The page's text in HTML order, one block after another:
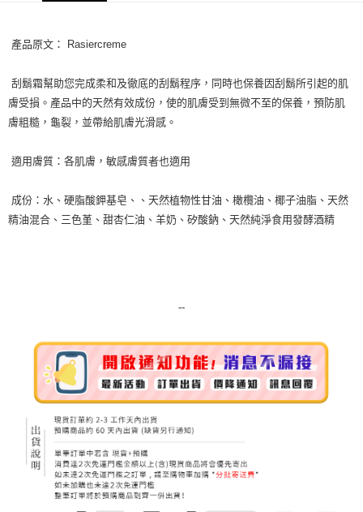
全家取貨付款
每筆NT$80，滿NT$999(含以上)免運費
全家純取貨 (先付款
每筆NT$80，滿NT$999(含以上)免運費
7-11取貨付款
7-11純取貨 (先付款
付款後門市自取
免運費
產品原文： Rasiercreme
刮鬍霜幫助您完成柔和及徹底的刮鬍程序，同時也保養因刮鬍所引起的肌
膚受損。產品中的天然有效成份，使的肌膚受到無微不至的保養，預防肌
膚粗糙，龜裂，並帶給肌膚光滑感。
適用膚質：各肌膚，敏感膚質者也適用
成份：水、硬脂酸鉀基皂、、天然植物性甘油、橄欖油、椰子油脂、天然
精油混合、三色堇、甜杏仁油、羊奶、矽酸鈉、天然純淨食用發酵酒精
--